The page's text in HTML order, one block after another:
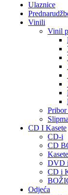
Ulaznice
Vinili
Vinil
CD I Kasete
CD-i
CD
Kasete
DVD
CD i
Odjeća